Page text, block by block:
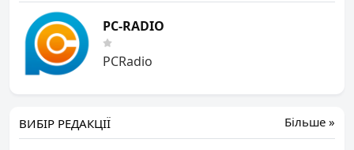
PC-RADIO
PCRadio
Більше »
ВИБІР РЕДАКЦІЇ